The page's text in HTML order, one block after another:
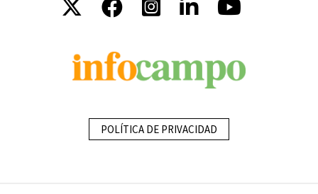
POLÍTICA DE PRIVACIDAD